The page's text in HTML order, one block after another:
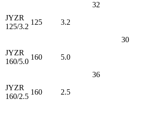
30
32
JYZR
125/3.2
125 3.2
JYZR
160/5.0
160 5.0
36
JYZR
160/2.5
160 2.5